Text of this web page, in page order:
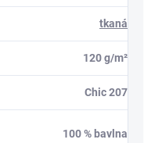
tkaná
120 g/m²
Chic 207
100 % bavlna